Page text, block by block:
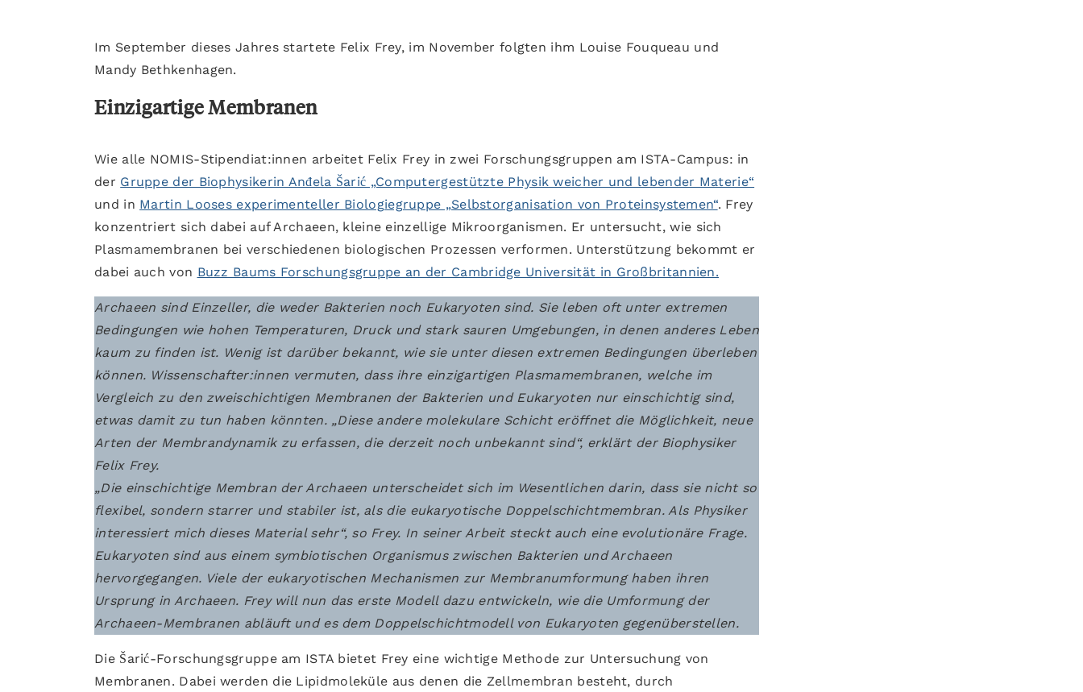
Im September dieses Jahres startete Felix Frey, im November folgten ihm Louise Fouqueau und
Mandy Bethkenhagen.
Einzigartige Membranen
Wie alle NOMIS-Stipendiat:innen arbeitet Felix Frey in zwei Forschungsgruppen am ISTA-Campus: in
der Gruppe der Biophysikerin Anđela Šarić „Computergestützte Physik weicher und lebender Materie“
und in Martin Looses experimenteller Biologiegruppe „Selbstorganisation von Proteinsystemen“. Frey
konzentriert sich dabei auf Archaeen, kleine einzellige Mikroorganismen. Er untersucht, wie sich
Plasmamembranen bei verschiedenen biologischen Prozessen verformen. Unterstützung bekommt er
dabei auch von Buzz Baums Forschungsgruppe an der Cambridge Universität in Großbritannien.
Archaeen sind Einzeller, die weder Bakterien noch Eukaryoten sind. Sie leben oft unter extremen
Bedingungen wie hohen Temperaturen, Druck und stark sauren Umgebungen, in denen anderes Leben
kaum zu finden ist. Wenig ist darüber bekannt, wie sie unter diesen extremen Bedingungen überleben
können. Wissenschafter:innen vermuten, dass ihre einzigartigen Plasmamembranen, welche im
Vergleich zu den zweischichtigen Membranen der Bakterien und Eukaryoten nur einschichtig sind,
etwas damit zu tun haben könnten. „Diese andere molekulare Schicht eröffnet die Möglichkeit, neue
Arten der Membrandynamik zu erfassen, die derzeit noch unbekannt sind“, erklärt der Biophysiker
Felix Frey.
„Die einschichtige Membran der Archaeen unterscheidet sich im Wesentlichen darin, dass sie nicht so
flexibel, sondern starrer und stabiler ist, als die eukaryotische Doppelschichtmembran. Als Physiker
interessiert mich dieses Material sehr“, so Frey. In seiner Arbeit steckt auch eine evolutionäre Frage.
Eukaryoten sind aus einem symbiotischen Organismus zwischen Bakterien und Archaeen
hervorgegangen. Viele der eukaryotischen Mechanismen zur Membranumformung haben ihren
Ursprung in Archaeen. Frey will nun das erste Modell dazu entwickeln, wie die Umformung der
Archaeen-Membranen abläuft und es dem Doppelschichtmodell von Eukaryoten gegenüberstellen.
Die Šarić-Forschungsgruppe am ISTA bietet Frey eine wichtige Methode zur Untersuchung von
Membranen. Dabei werden die Lipidmoleküle aus denen die Zellmembran besteht, durch